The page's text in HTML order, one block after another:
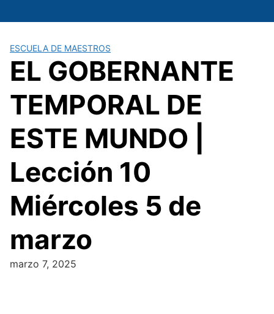
al
ESCUELA DE MAESTROS
EL GOBERNANTE
TEMPORAL DE
ESTE MUNDO |
Lección 10
Miércoles 5 de
marzo
marzo 7, 2025